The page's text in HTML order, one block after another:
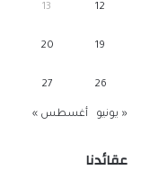
12
13
19
20
26
27
« يونيو أغسطس »
عقائدنا